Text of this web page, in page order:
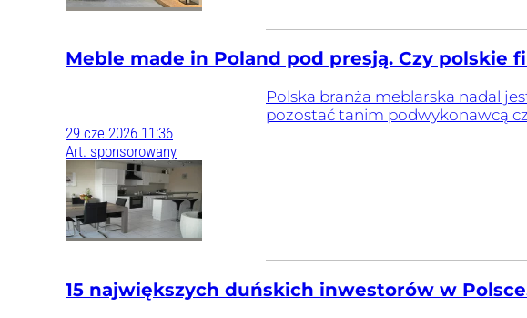
Meble made in Poland pod presją. Czy polskie
Polska branża meblarska nadal
pozostać tanim podwykonawcą
29 cze 2026 11:36
Art. sponsorowany
15 największych duńskich inwestorów w